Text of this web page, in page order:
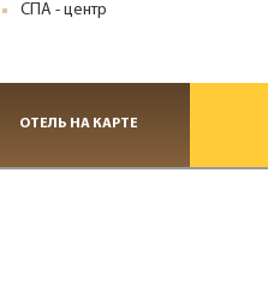
СПА - центр
ОТЕЛЬ НА КАРТЕ